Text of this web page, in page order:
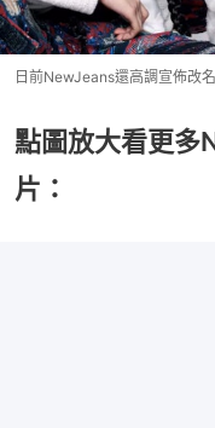
日前NewJeans還高調宣佈改
點圖放大看更
片：